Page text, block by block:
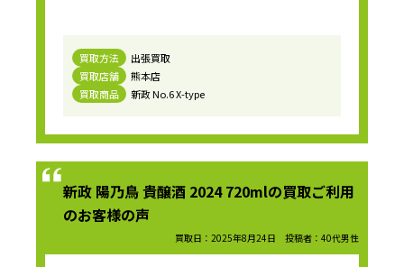
買取方法
出張買取
買取店舗
熊本店
買取商品
新政 No.6 X-type
新政 陽乃鳥 貴醸酒 2024 720mlの買取ご利用
のお客様の声
買取日：2025年8月24日 投稿者：40代男性